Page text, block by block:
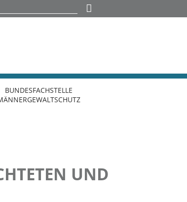
BUNDESFACHSTELLE
UND